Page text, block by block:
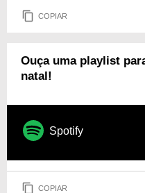
COPIAR
Ouça uma playlist
natal!
Spotify
COPIAR